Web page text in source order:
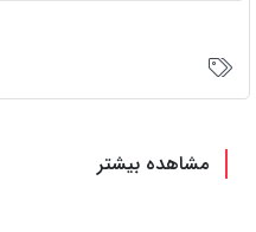
مشاهده بیشتر